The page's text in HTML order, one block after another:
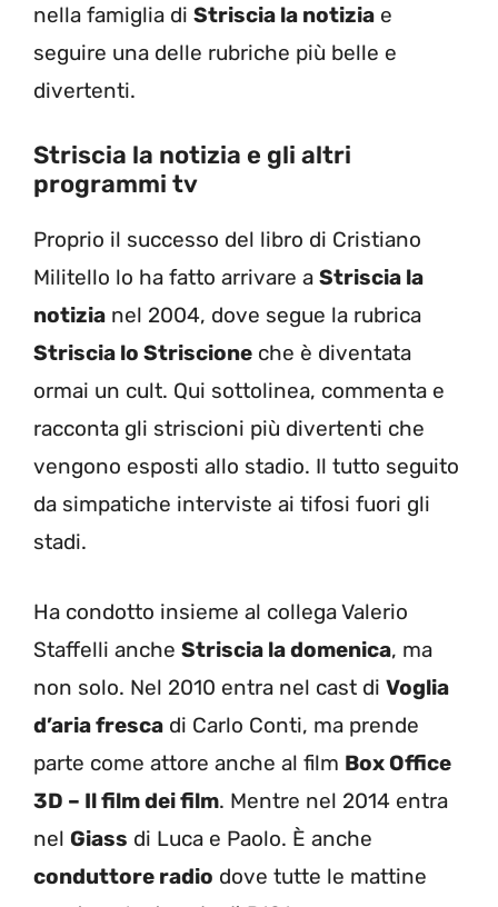
nella famiglia di Striscia la notizia e
seguire una delle rubriche più belle e
divertenti.
Striscia la notizia e gli altri
programmi tv
Proprio il successo del libro di Cristiano
Militello lo ha fatto arrivare a Striscia la
notizia nel 2004, dove segue la rubrica
Striscia lo Striscione che è diventata
ormai un cult. Qui sottolinea, commenta e
racconta gli striscioni più divertenti che
vengono esposti allo stadio. Il tutto seguito
da simpatiche interviste ai tifosi fuori gli
stadi.
Ha condotto insieme al collega Valerio
Staffelli anche Striscia la domenica, ma
non solo. Nel 2010 entra nel cast di Voglia
d’aria fresca di Carlo Conti, ma prende
parte come attore anche al film Box Office
3D – Il film dei film. Mentre nel 2014 entra
nel Giass di Luca e Paolo. È anche
conduttore radio dove tutte le mattine